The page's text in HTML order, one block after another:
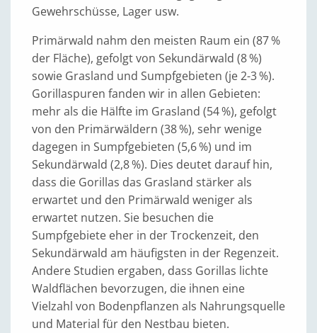
Gewehrschüsse, Lager usw.
Primärwald nahm den meisten Raum ein (87 %
der Fläche), gefolgt von Sekundärwald (8 %)
sowie Grasland und Sumpfgebieten (je 2-3 %).
Gorillaspuren fanden wir in allen Gebieten:
mehr als die Hälfte im Grasland (54 %), gefolgt
von den Primärwäldern (38 %), sehr wenige
dagegen in Sumpfgebieten (5,6 %) und im
Sekundärwald (2,8 %). Dies deutet darauf hin,
dass die Gorillas das Grasland stärker als
erwartet und den Primärwald weniger als
erwartet nutzen. Sie besuchen die
Sumpfgebiete eher in der Trockenzeit, den
Sekundärwald am häufigsten in der Regenzeit.
Andere Studien ergaben, dass Gorillas lichte
Waldflächen bevorzugen, die ihnen eine
Vielzahl von Bodenpflanzen als Nahrungsquelle
und Material für den Nestbau bieten.